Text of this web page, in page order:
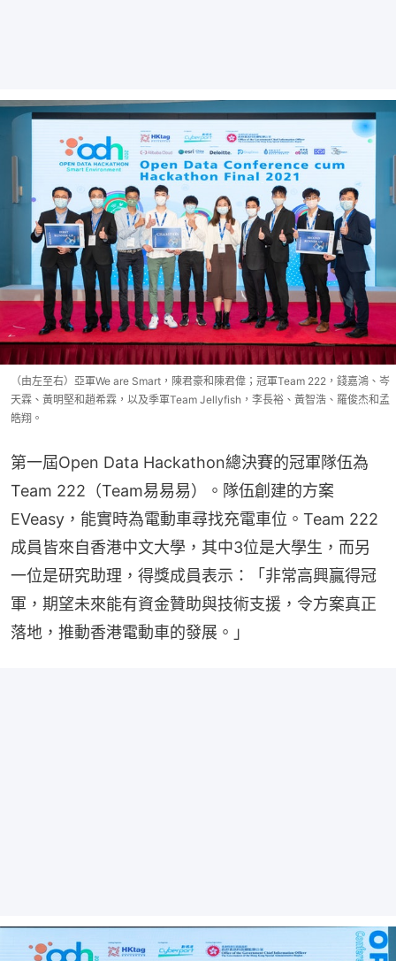
（由左至右）亞軍We are Smart，陳君豪和陳君偉；冠軍Team 222，錢嘉鴻、岑
天霖、黃明堅和趙希霖，以及季軍Team Jellyfish，李長裕、黃智浩、羅俊杰和孟
皓翔。
第一屆Open Data Hackathon總決賽的冠軍隊伍為
Team 222（Team易易易）。隊伍創建的方案
EVeasy，能實時為電動車尋找充電車位。Team 222
成員皆來自香港中文大學，其中3位是大學生，而另
一位是研究助理，得獎成員表示：「非常高興贏得冠
軍，期望未來能有資金贊助與技術支援，令方案真正
落地，推動香港電動車的發展。」